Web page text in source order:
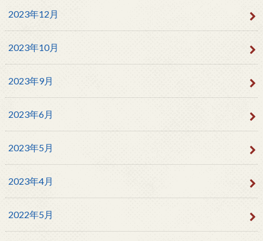
2023年12月
2023年10月
2023年9月
2023年6月
2023年5月
2023年4月
2022年5月